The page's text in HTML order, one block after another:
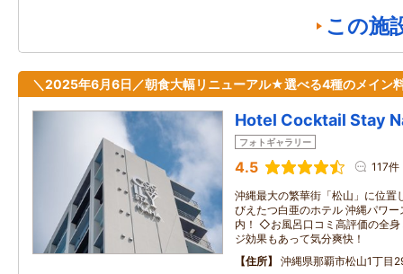
この施
＼2025年6月6日／朝食大幅リニューアル★選べる4種のメイン
Hotel Cocktail Stay
フォトギャラリー
4.5 117件
沖縄最大の繁華街「松山」に位置
びえたつ白亜のホテル 沖縄パワー
内！ ◇お風呂口コミ高評価の全
ジ効果もあって気分爽快！
住所
沖縄県那覇市松山1丁目